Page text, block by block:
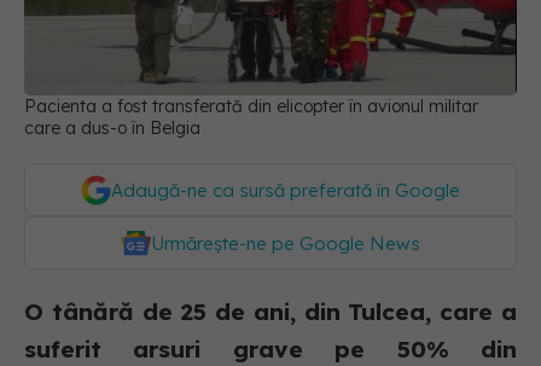
Pacienta a fost transferată din elicopter în avionul militar
care a dus-o în Belgia
Adaugă-ne ca sursă preferată în Google
Urmărește-ne pe Google News
O tânără de 25 de ani, din Tulcea, care a
suferit arsuri grave pe 50% din